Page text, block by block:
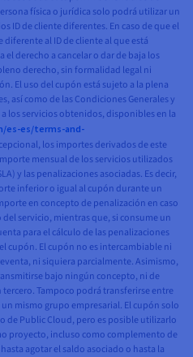
física o jurídica solo podrá utilizar un
ID de cliente diferentes. En caso de que el
al ID de cliente al que está
el derecho a cancelar o dar de baja los
derecho, sin formalidad legal ni
El uso del cupón está sujeto a la plena
así como de las Condiciones Generales y
los servicios obtenidos, disponibles en la
es-es/terms-and-
los importes derivados de este
mensual de los servicios utilizados
y las penalizaciones asociadas. Es decir,
inferior o igual al cupón durante un
en concepto de penalización en caso
servicio, mientras que, si consume un
para el cálculo de las penalizaciones
cupón. El cupón no es intercambiable ni
ni siquiera parcialmente. Asimismo,
bajo ningún concepto, ni de
Tampoco podrá transferirse entre
mismo grupo empresarial. El cupón solo
de Public Cloud, pero es posible utilizarlo
proyecto, incluso como complemento de
agotar el saldo asociado o hasta la